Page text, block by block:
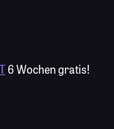
6 Wochen gratis!